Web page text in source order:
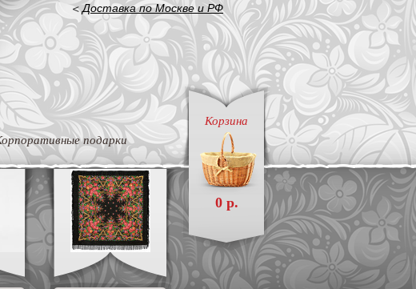
<Доставка по Москве и РФ
Корзина
0 р.
подарки